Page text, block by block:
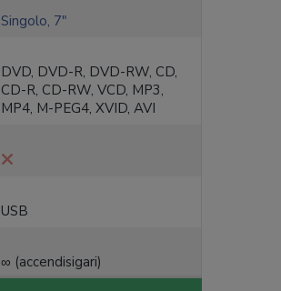
Singolo, 7"
DVD, DVD-R, DVD-RW, CD,
CD-R, CD-RW, VCD, MP3,
MP4, M-PEG4, XVID, AVI
USB
∞ (accendisigari)